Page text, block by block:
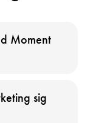
Moment
sig